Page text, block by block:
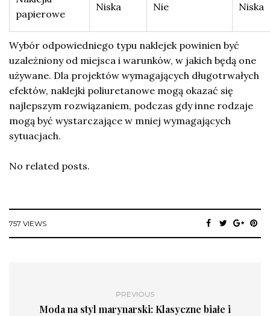
papierowe
Niska Nie Niska
Wybór odpowiedniego typu naklejek powinien być
uzależniony od miejsca i warunków, w jakich będą one
używane. Dla projektów wymagających długotrwałych
efektów, naklejki poliuretanowe mogą okazać się
najlepszym rozwiązaniem, podczas gdy inne rodzaje
mogą być wystarczające w mniej wymagających
sytuacjach.
No related posts.
757 VIEWS
PREVIOUS
Moda na styl marynarski: Klasyczne białe i